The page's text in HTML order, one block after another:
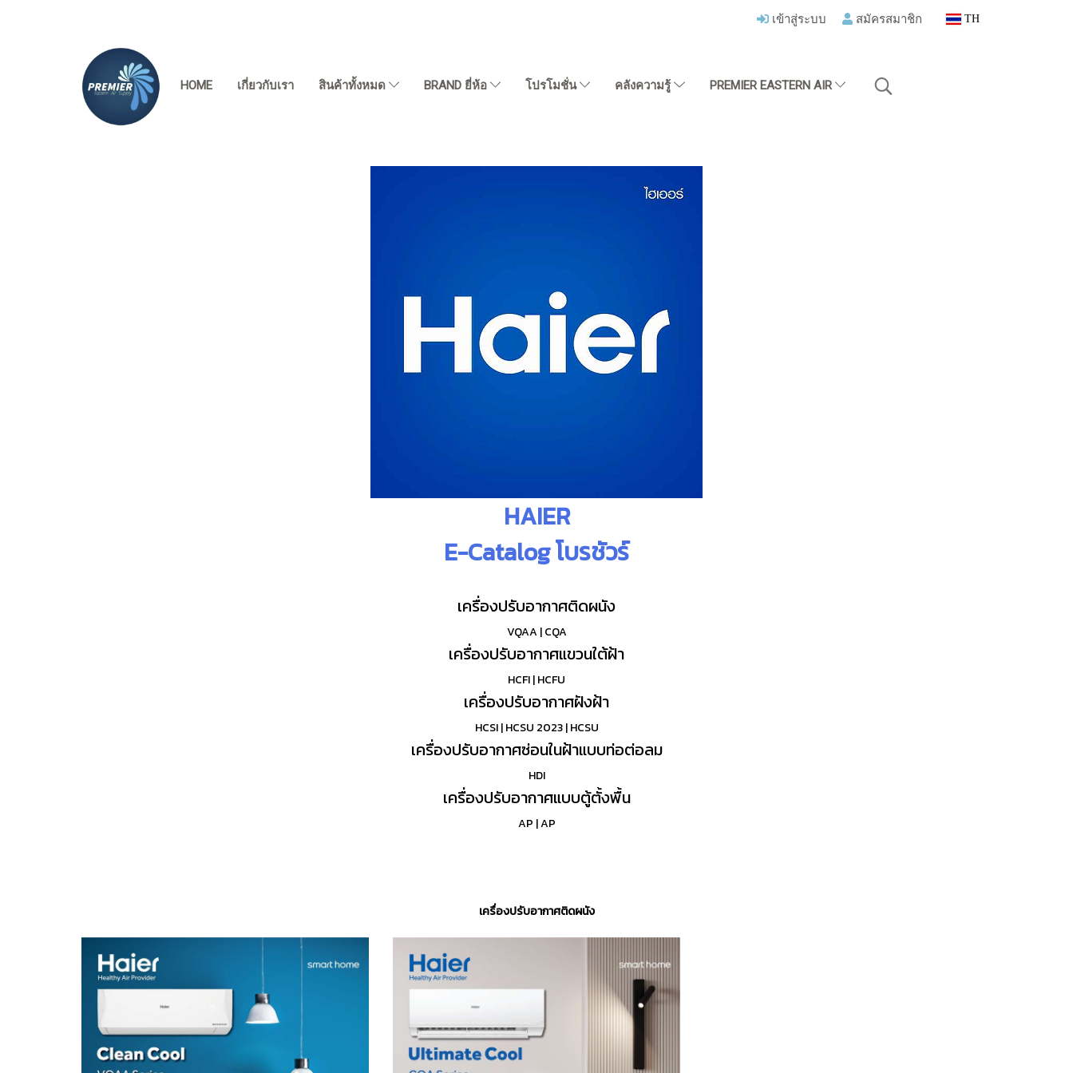
เข้าสู่ระบบ สมัครสมาชิก TH
HOME เกี่ยวกับเรา สินค้าทั้งหมด BRAND ยี่ห้อ โปรโมชั่น คลังความรู้ PREMIER EASTERN AIR
HAIER
E-Catalog โบรชัวร์
เครื่องปรับอากาศติดผนัง
VQAA |CQA
เครื่องปรับอากาศแขวนใต้ฝ้า
HCFI|HCFU
เครื่องปรับอากาศฝังฝ้า
HCSI|HCSU 2023|HCSU
เครื่องปรับอากาศซ่อนในฝ้าแบบท่อต่อลม
HDI
เครื่องปรับอากาศแบบตู้ตั้งพื้น
AP |AP
เครื่องปรับอากาศติดผนัง